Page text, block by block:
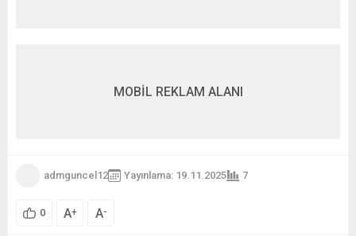
MOBİL REKLAM ALANI
admguncel12 Yayınlama: 19.11.2025 7
0 A+ A-